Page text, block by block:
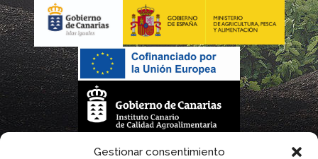
Gestionar consentimiento
La gestión de la DOP Lanzarote realizada por este Consejo Regulador es financiada,